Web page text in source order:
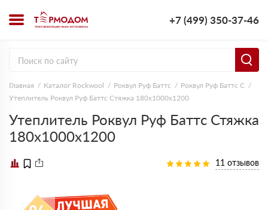
+7 (499) 350-37-46
Главная Каталог Rockwool Роквул Руф Баттс
Роквул Руф Баттс C
Утеплитель Роквул Руф Баттс Стяжка 180х1000х1200
Утеплитель Роквул Руф Баттс Стяжка
180х1000х1200
11 отзывов